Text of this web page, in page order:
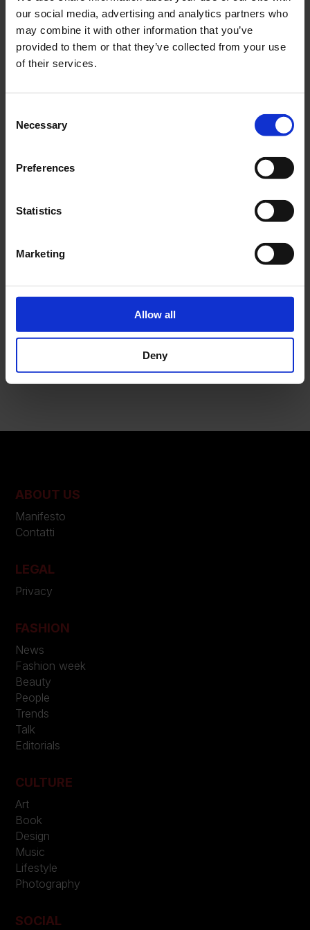
our social media, advertising and analytics partners who
may combine it with other information that you’ve
provided to them or that they’ve collected from your use
of their services.
Selection
Necessary
Preferences
Statistics
Marketing
Allow all
Deny
Necessari (1)
I cookie necessari contribuiscono a rendere
fruibile il sito web abilitandone funzionalità di
base quali la navigazione sulle pagine e
senza questi cookie.
CoockieConsent
Cookiebot
Memorizza lo stato del consenso ai cookie
ABOUT US
Manifesto
Contatti
LEGAL
Privacy
FASHION
News
Fashion week
Beauty
People
Trends
Talk
Editorials
CULTURE
Art
Book
Design
Music
Lifestyle
Photography
SOCIAL